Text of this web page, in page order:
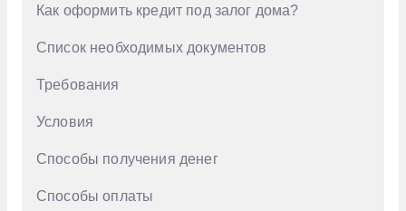
Как оформить кредит под залог дома?
Список необходимых документов
Требования
Условия
Способы получения денег
Способы оплаты